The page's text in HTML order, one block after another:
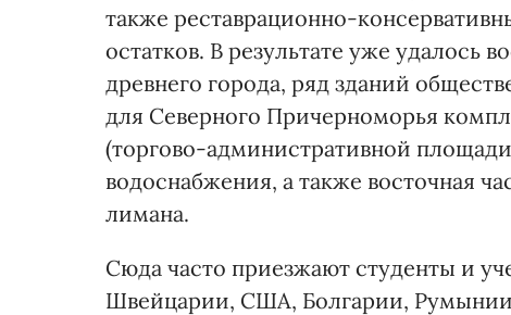
также реставрационно-
остатков. В результате уже удалось
древнего города, ряд зданий
для Северного Причерноморья
(торгово-административной
водоснабжения, а также восточная
лимана.
Сюда часто приезжают студенты и
Швейцарии, США, Болгарии,